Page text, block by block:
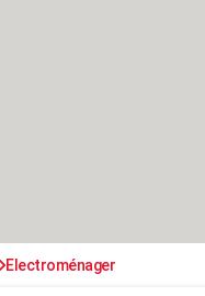
Electroménager